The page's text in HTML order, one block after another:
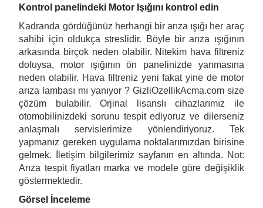
Kontrol panelindeki Motor Işığını kontrol edin
Kadranda gördüğünüz herhangi bir arıza ışığı her araç
sahibi için oldukça streslidir. Böyle bir arıza ışığının
arkasında birçok neden olabilir. Nitekim hava filtreniz
doluysa, motor ışığının ön panelinizde yanmasına
neden olabilir. Hava filtreniz yeni fakat yine de motor
arıza lambası mı yanıyor ? GizliOzellikAcma.comsize
çözüm bulabilir. Orjinal lisanslı cihazlarımız ile
otomobilinizdeki sorunu tespit ediyoruz ve dilerseniz
anlaşmalı servislerimize yönlendiriyoruz. Tek
yapmanız gereken uygulama noktalarımızdan birisine
gelmek. İletişim bilgilerimiz sayfanın en altında. Not:
Arıza tespit fiyatları marka ve modele göre değişiklik
göstermektedir.
Görsel İnceleme